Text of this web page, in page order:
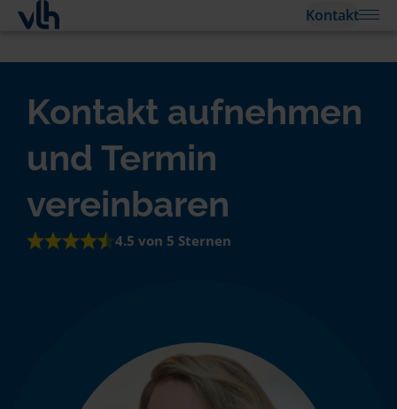
Kontakt
Kontakt aufnehmen
und Termin
vereinbaren
4.5 von 5 Sternen